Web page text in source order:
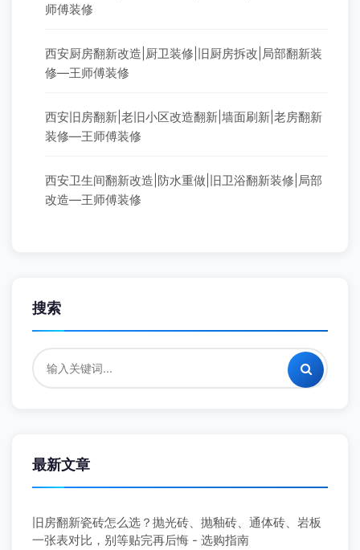
师傅装修
西安厨房翻新改造|厨卫装修|旧厨房拆改|局部翻新装
修—王师傅装修
西安旧房翻新|老旧小区改造翻新|墙面刷新|老房翻新
装修—王师傅装修
西安卫生间翻新改造|防水重做|旧卫浴翻新装修|局部
改造—王师傅装修
搜索
最新文章
旧房翻新瓷砖怎么选？抛光砖、抛釉砖、通体砖、岩板
一张表对比，别等贴完再后悔 - 选购指南